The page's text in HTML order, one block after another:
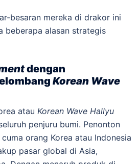
besaran mereka di drakor ini
beberapa alasan strategis
dengan
Korean Wave
atau Korean Wave Hallyu
penjuru bumi. Penonton
orang Korea atau Indonesia
pasar global di Asia,